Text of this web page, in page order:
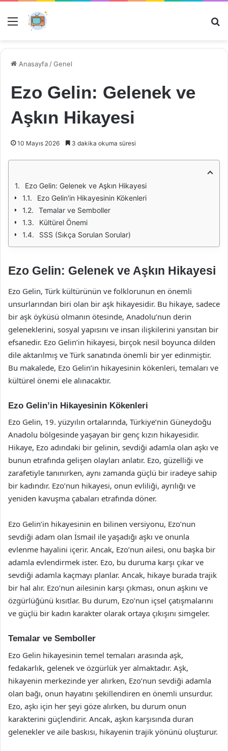
Menü
Anasayfa /Genel
Ezo Gelin: Gelenek ve
Aşkın Hikayesi
10 Mayıs 2026 3 dakika okuma süresi
Ezo Gelin: Gelenek ve Aşkın Hikayesi
Ezo Gelin'in Hikayesinin Kökenleri
Temalar ve Semboller
Kültürel Önemi
SSS (Sıkça Sorulan Sorular)
Ezo Gelin: Gelenek ve Aşkın Hikayesi
Ezo Gelin, Türk kültürünün ve folklorunun en önemli
unsurlarından biri olan bir aşk hikayesidir. Bu hikaye, sadece
bir aşk öyküsü olmanın ötesinde, Anadolu’nun derin
geleneklerini, sosyal yapısını ve insan ilişkilerini yansıtan bir
efsanedir. Ezo Gelin’in hikayesi, birçok nesil boyunca dilden
dile aktarılmış ve Türk sanatında önemli bir yer edinmiştir.
Bu makalede, Ezo Gelin’in hikayesinin kökenleri, temaları ve
kültürel önemi ele alınacaktır.
Ezo Gelin’in Hikayesinin Kökenleri
Ezo Gelin, 19. yüzyılın ortalarında, Türkiye’nin Güneydoğu
Anadolu bölgesinde yaşayan bir genç kızın hikayesidir.
Hikaye, Ezo adındaki bir gelinin, sevdiği adamla olan aşkı ve
bunun etrafında gelişen olayları anlatır. Ezo, güzelliği ve
zarafetiyle tanınırken, aynı zamanda güçlü bir iradeye sahip
bir kadındır. Ezo’nun hikayesi, onun evliliği, ayrılığı ve
yeniden kavuşma çabaları etrafında döner.
Ezo Gelin’in hikayesinin en bilinen versiyonu, Ezo’nun
sevdiği adam olan İsmail ile yaşadığı aşkı ve onunla
evlenme hayalini içerir. Ancak, Ezo’nun ailesi, onu başka bir
adamla evlendirmek ister. Ezo, bu duruma karşı çıkar ve
sevdiği adamla kaçmayı planlar. Ancak, hikaye burada trajik
bir hal alır. Ezo’nun ailesinin karşı çıkması, onun aşkını ve
özgürlüğünü kısıtlar. Bu durum, Ezo’nun içsel çatışmalarını
ve güçlü bir kadın karakter olarak ortaya çıkışını simgeler.
Temalar ve Semboller
Ezo Gelin hikayesinin temel temaları arasında aşk,
fedakarlık, gelenek ve özgürlük yer almaktadır. Aşk,
hikayenin merkezinde yer alırken, Ezo’nun sevdiği adamla
olan bağı, onun hayatını şekillendiren en önemli unsurdur.
Ezo, aşkı için her şeyi göze alırken, bu durum onun
karakterini güçlendirir. Ancak, aşkın karşısında duran
gelenekler ve aile baskısı, hikayenin trajik yönünü oluşturur.